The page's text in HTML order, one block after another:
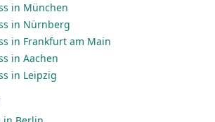
in München
in Nürnberg
in Frankfurt am Main
in Aachen
in Leipzig